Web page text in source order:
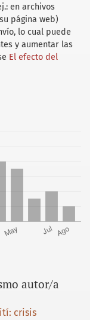
en archivos
página web)
lo cual puede
y aumentar las
El efecto del
autor/a
crisis